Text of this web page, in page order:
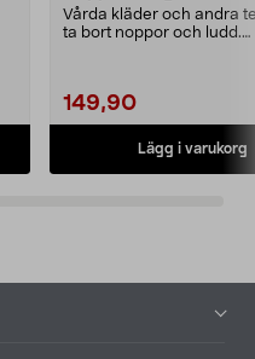
Vårda kläder och andra
ta bort noppor och ludd.
149,90
Lägg i varukorg